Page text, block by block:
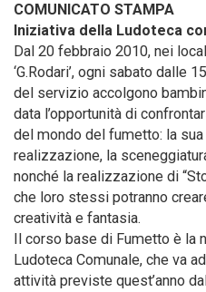
COMUNICATO STAMPA
Iniziativa della Ludoteca
Dal 20 febbraio 2010, nei
‘G.Rodari’, ogni sabato dalle
del servizio accolgono
data l’opportunità di
del mondo del fumetto: la
realizzazione, la
nonché la realizzazione di
che loro stessi potranno
creatività e fantasia.
Il corso base di Fumetto è la
Ludoteca Comunale, che va
attività previste quest’anno